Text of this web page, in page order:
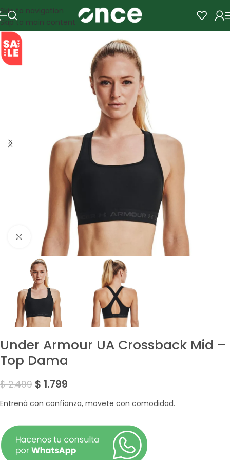
Skip to navigation
Skip to main content
SALE
Amplía la Imagen
Under Armour UA Crossback Mid –
Top Dama
$2.499 $ 1.799
Entrená con confianza, movete con comodidad.